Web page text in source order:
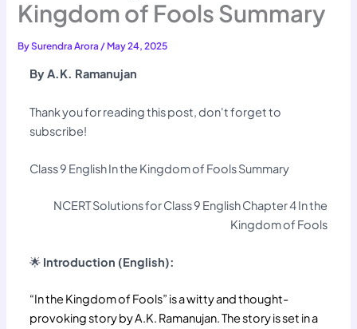
Kingdom of Fools Summary
BySurendra Arora / May 24, 2025
By A.K. Ramanujan
Thank you for reading this post, don't forget to
subscribe!
Class 9 English In the Kingdom of Fools Summary
NCERT Solutions for Class 9 English Chapter 4 In the
Kingdom of Fools
🌟 Introduction (English):
“In the Kingdom of Fools” is a witty and thought-
provoking story by A.K. Ramanujan. The story is set in a